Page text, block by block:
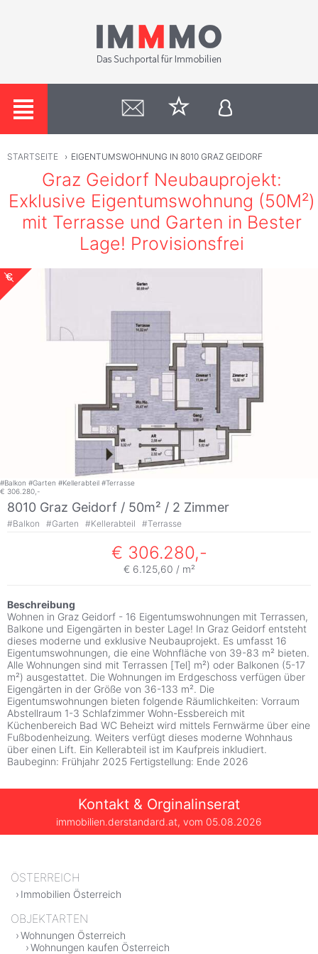
STARTSEITE › EIGENTUMSWOHNUNG IN 8010 GRAZ GEIDORF
Graz Geidorf Neubauprojekt:
Exklusive Eigentumswohnung (50M²)
mit Terrasse und Garten in Bester
Lage! Provisionsfrei
#Balkon #Garten #Kellerabteil #Terrasse
€ 306.280,-
8010 Graz Geidorf / 50m² / 2 Zimmer
#Balkon #Garten #Kellerabteil #Terrasse
€ 306.280,-
€ 6.125,60 / m²
Beschreibung
Wohnen in Graz Geidorf - 16 Eigentumswohnungen mit Terrassen,
Balkone und Eigengärten in bester Lage! In Graz Geidorf entsteht
dieses moderne und exklusive Neubauprojekt. Es umfasst 16
Eigentumswohnungen, die eine Wohnfläche von 39-83 m² bieten.
Alle Wohnungen sind mit Terrassen [Tel] m²) oder Balkonen (5-17
m²) ausgestattet. Die Wohnungen im Erdgeschoss verfügen über
Eigengärten in der Größe von 36-133 m². Die
Eigentumswohnungen bieten folgende Räumlichkeiten: Vorraum
Abstellraum 1-3 Schlafzimmer Wohn-Essbereich mit
Küchenbereich Bad WC Beheizt wird mittels Fernwärme über eine
Fußbodenheizung. Weiters verfügt dieses moderne Wohnhaus
über einen Lift. Ein Kellerabteil ist im Kaufpreis inkludiert.
Baubeginn: Frühjahr 2025 Fertigstellung: Ende 2026
Kontakt & Orginalinserat
immobilien.derstandard.at, vom 05.08.2026
ÖSTERREICH
Immobilien Österreich
OBJEKTARTEN
Wohnungen Österreich
Wohnungen kaufen Österreich